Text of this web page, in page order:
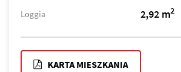
Loggia 2,92 m2
KARTA MIESZKANIA